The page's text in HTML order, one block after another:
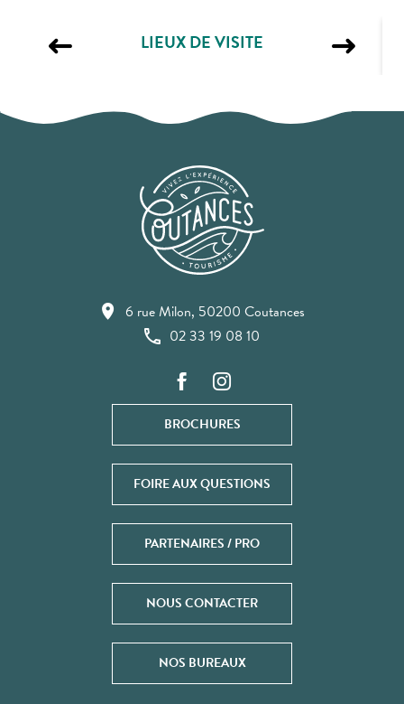
LIEUX DE VISITE
6 rue Milon, 50200 Coutances
02 33 19 08 10
BROCHURES
FOIRE AUX QUESTIONS
PARTENAIRES / PRO
NOUS CONTACTER
NOS BUREAUX